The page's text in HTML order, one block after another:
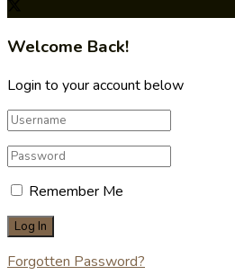
Welcome Back!
Login to your account below
Remember Me
Forgotten Password?